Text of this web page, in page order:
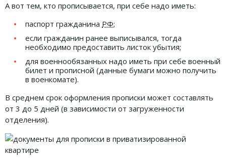
А вот тем, кто прописывается, при себе надо иметь:
паспорт гражданина РФ;
если гражданин ранее выписывался, тогда
необходимо предоставить листок убытия;
для военнообязанных надо иметь при себе военный
билет и прописной (данные бумаги можно получить
в военкомате).
В среднем срок оформления прописки может составлять
от 3 до 5 дней (в зависимости от загруженности
отделения).